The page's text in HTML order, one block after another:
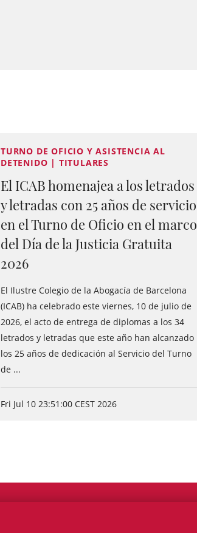
TURNO DE OFICIO Y ASISTENCIA AL
DETENIDO | TITULARES
El ICAB homenajea a los letrados
y letradas con 25 años de servicio
en el Turno de Oficio en el marco
del Día de la Justicia Gratuita
2026
El Ilustre Colegio de la Abogacía de Barcelona
(ICAB) ha celebrado este viernes, 10 de julio de
2026, el acto de entrega de diplomas a los 34
letrados y letradas que este año han alcanzado
los 25 años de dedicación al Servicio del Turno
de ...
Fri Jul 10 23:51:00 CEST 2026